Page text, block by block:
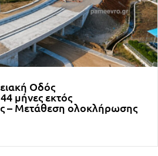
Οδός
μήνες εκτός
– Μετάθεση ολοκλήρωσης